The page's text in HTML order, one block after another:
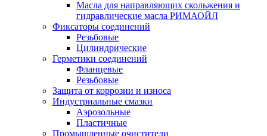
Масла для направляющих скольжения и
гидравлические масла РИМАОЙЛ
Фиксаторы соединений
Резьбовые
Цилиндрические
Герметики соединений
Фланцевые
Резьбовые
Защита от коррозии и износа
Индустриальные смазки
Аэрозольные
Пластичные
Промышленные очистители